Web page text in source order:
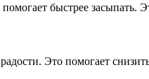
быстрее
Это помогает